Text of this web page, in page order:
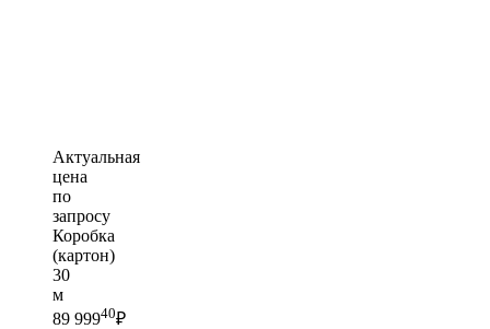
Актуальная
цена
по
запросу
Коробка
(картон)
30
м
89 99940₽